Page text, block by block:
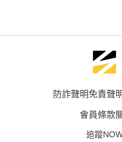
防詐聲明免責聲
會員條款
追蹤